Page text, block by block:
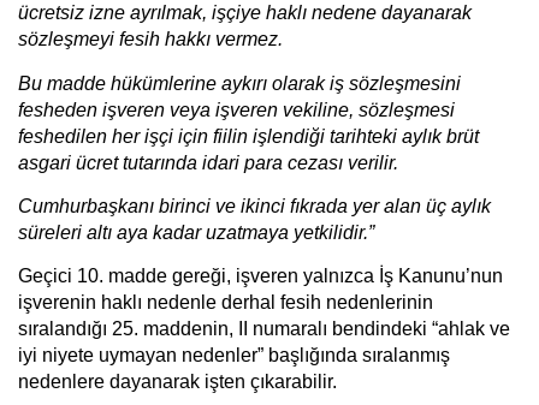
ücretsiz izne ayrılmak, işçiye haklı nedene dayanarak
sözleşmeyi fesih hakkı vermez.
Bu madde hükümlerine aykırı olarak iş sözleşmesini
fesheden işveren veya işveren vekiline, sözleşmesi
feshedilen her işçi için fiilin işlendiği tarihteki aylık brüt
asgari ücret tutarında idari para cezası verilir.
Cumhurbaşkanı birinci ve ikinci fıkrada yer alan üç aylık
süreleri altı aya kadar uzatmaya yetkilidir.”
Geçici 10. madde gereği, işveren yalnızca İş Kanunu’nun
işverenin haklı nedenle derhal fesih nedenlerinin
sıralandığı 25. maddenin, II numaralı bendindeki “ahlak ve
iyi niyete uymayan nedenler” başlığında sıralanmış
nedenlere dayanarak işten çıkarabilir.